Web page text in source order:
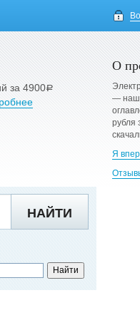
за 4900a
О
—
рубля
Я
НАЙТИ